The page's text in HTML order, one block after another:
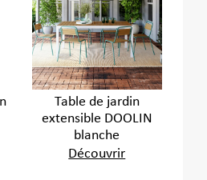
Table de jardin
extensible DOOLIN
blanche
Découvrir